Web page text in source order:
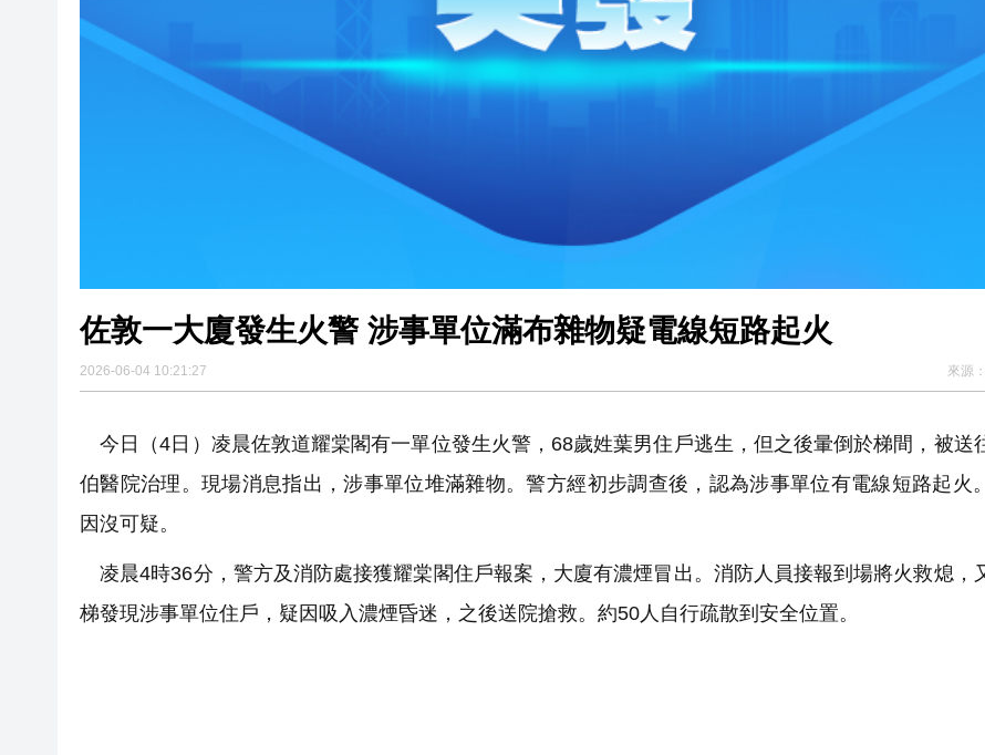
港深地名故事丨從鹽田村到鹽田港
佐敦一大廈發生火警 涉事單位滿布雜物疑電線短路起火
2026-06-04 10:21:27 來源：
今日（4日）凌晨佐敦道耀棠閣有一單位發生火警，68歲姓葉男住戶逃生，但之後暈倒於梯間，被送
伯醫院治理。現場消息指出，涉事單位堆滿雜物。警方經初步調查後，認為涉事單位有電線短路起火
因沒可疑。
凌晨4時36分，警方及消防處接獲耀棠閣住戶報案，大廈有濃煙冒出。消防人員接報到場將火救熄，
梯發現涉事單位住戶，疑因吸入濃煙昏迷，之後送院搶救。約50人自行疏散到安全位置。